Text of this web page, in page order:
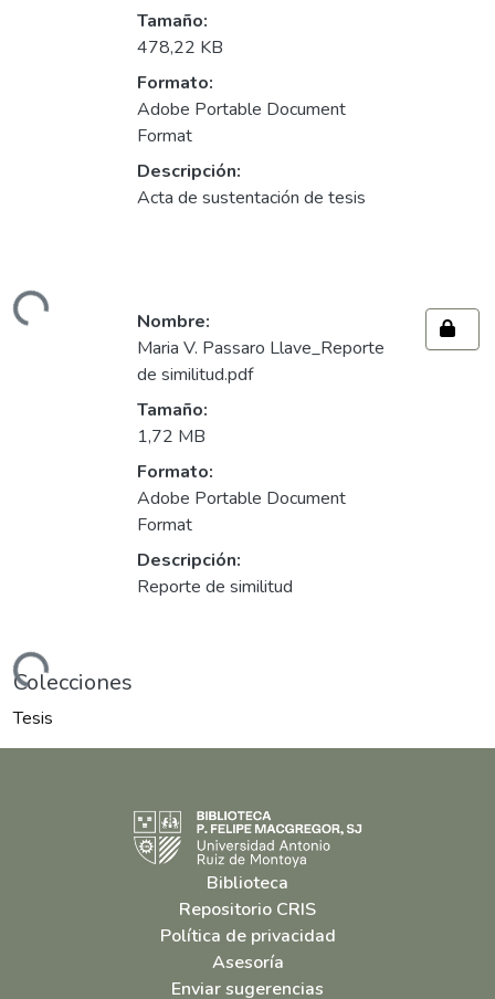
Tamaño:
478,22 KB
Formato:
Adobe Portable Document
Format
Descripción:
Acta de sustentación de tesis
Nombre:
Maria V. Passaro Llave_Reporte
de similitud.pdf
Tamaño:
1,72 MB
Formato:
Adobe Portable Document
Format
Descripción:
Reporte de similitud
Colecciones
Tesis
Biblioteca
Repositorio CRIS
Política de privacidad
Asesoría
Enviar sugerencias